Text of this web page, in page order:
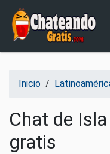
Salir del contenido
Inicio /
Chat de
gratis